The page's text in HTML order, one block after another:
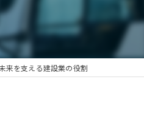
来を支える建設業の役割